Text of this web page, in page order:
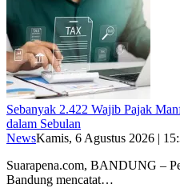
Sebanyak 2.422 Wajib Pajak
dalam Sebulan
NewsKamis, 6 Agustus 2026 |
Suarapena.com, BANDUNG –
Bandung mencatat…